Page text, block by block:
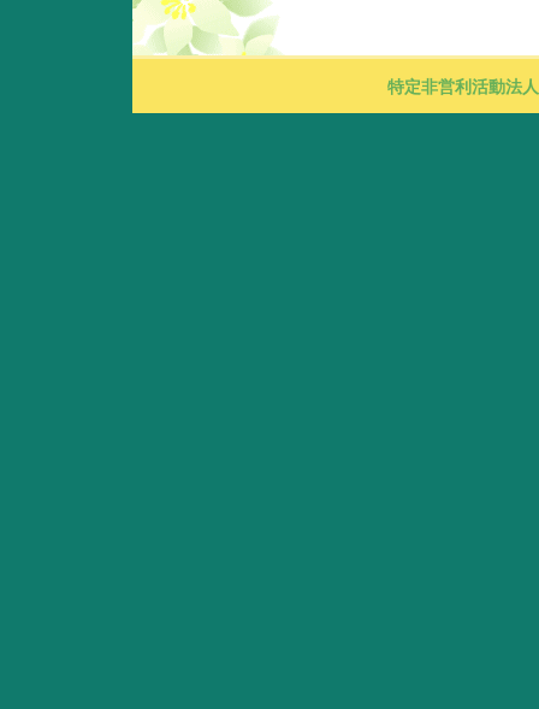
特定非営利活動法